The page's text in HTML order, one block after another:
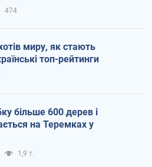
474
миру, як стають
топ-рейтинги
більше 600 дерев і
на Теремках у
1,9 т.